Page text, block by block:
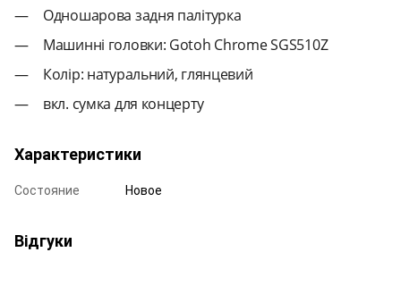
Одношарова задня палітурка
Машинні головки: Gotoh Chrome SGS510Z
Колір: натуральний, глянцевий
вкл. сумка для концерту
Характеристики
Состояние Новое
Відгуки